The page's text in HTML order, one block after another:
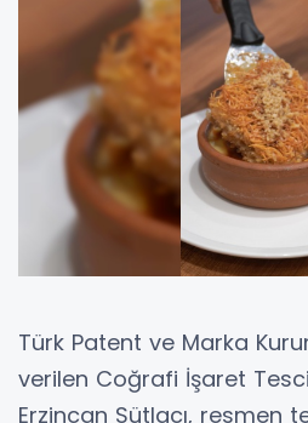
Türk Patent ve Marka
verilen Coğrafi İşaret
Erzincan Sütlacı, resmen